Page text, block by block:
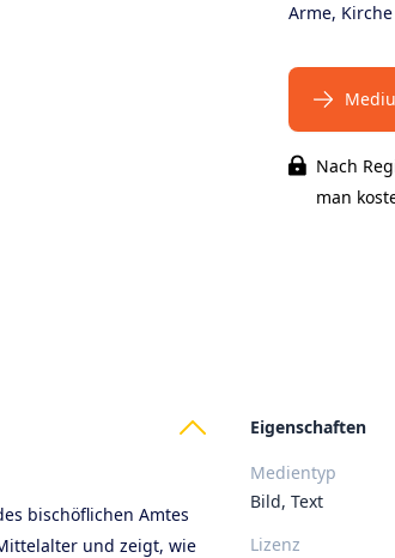
Arme,
Nach
man
bischöflichen Amtes
und zeigt, wie
Eigenschaften
Medientyp
Bild, Text
Lizenz